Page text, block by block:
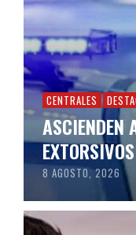
CENTRALES
ASCIENDEN
8 AGOSTO, 2026